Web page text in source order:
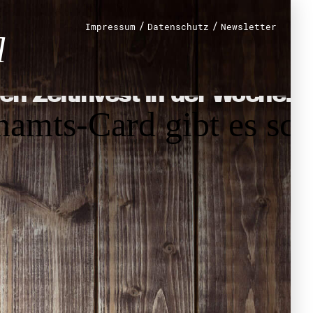
in der Woche!
Impressum / Datenschutz / Newsletter